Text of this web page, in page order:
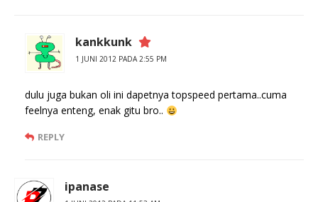
kankkunk
1 JUNI 2012 PADA 2:55 PM
dulu juga bukan oli ini dapetnya topspeed pertama..cuma
feelnya enteng, enak gitu bro..
REPLY
ipanase